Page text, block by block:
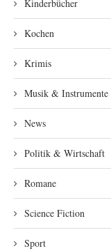
Kinderbücher
Kochen
Krimis
Musik & Instrumente
News
Politik & Wirtschaft
Romane
Science Fiction
Sport